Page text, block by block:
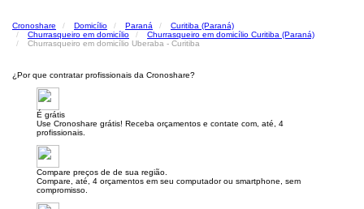
Cronoshare Domicílio Paraná
Curitiba (Paraná)
Churrasqueiro em domicílio
Churrasqueiro em domicílio Curitiba (Paraná)
Churrasqueiro em domicílio Uberaba - Curitiba
¿Por que contratar profissionais da Cronoshare?
É grátis
Use Cronoshare grátis! Receba orçamentos e contate com, até, 4
profissionais.
Compare preços de de sua região.
Compare, até, 4 orçamentos em seu computador ou smartphone, sem
compromisso.